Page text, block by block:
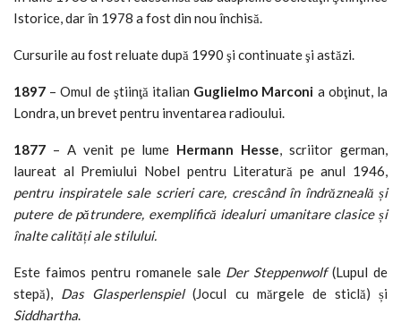
Istorice, dar în 1978 a fost din nou închisă.
Cursurile au fost reluate după 1990 şi continuate şi astăzi.
1897 – Omul de ştiinţă italian Guglielmo Marconi a obţinut, la
Londra, un brevet pentru inventarea radioului.
1877 – A venit pe lume Hermann Hesse, scriitor german,
laureat al Premiului Nobel pentru Literatură pe anul 1946,
pentru inspiratele sale scrieri care, crescând în îndrăzneală și
putere de pătrundere, exemplifică idealuri umanitare clasice și
înalte calități ale stilului.
Este faimos pentru romanele sale Der Steppenwolf(Lupul de
stepă), Das Glasperlenspiel(Jocul cu mărgele de sticlă) și
Siddhartha.